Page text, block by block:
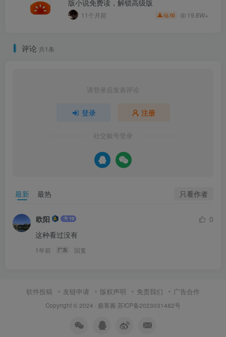
版小说免费读，解锁高级版
11个月前 10 19.8W+
评论 共1条
请登录后发表评论
登录 注册
社交账号登录
最新 最热 只看作者
欧阳
0
这种看过没有
1年前 广东 回复
软件投稿 友链申请 版权声明 免责我们 广告合作
Copyright © 2024 · 极客酱·苏ICP备2023031482号